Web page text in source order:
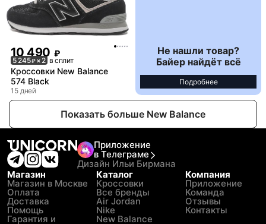
10 490 ₽
5 245₽× 2 в сплит
Кроссовки New Balance
574 Black
15 дней
Не нашли товар?
Байер найдёт всё
Подробнее
Показать больше New Balance
Приложение
в Телеграме
Дизайн Ильи Бирмана
Магазин
Магазин в Москве
Оплата
Доставка
Помощь
Гарантия и
Каталог
Кроссовки
Все бренды
Air Jordan
Nike
New Balance
Компания
Приложение
Команда
Отзывы
Контакты